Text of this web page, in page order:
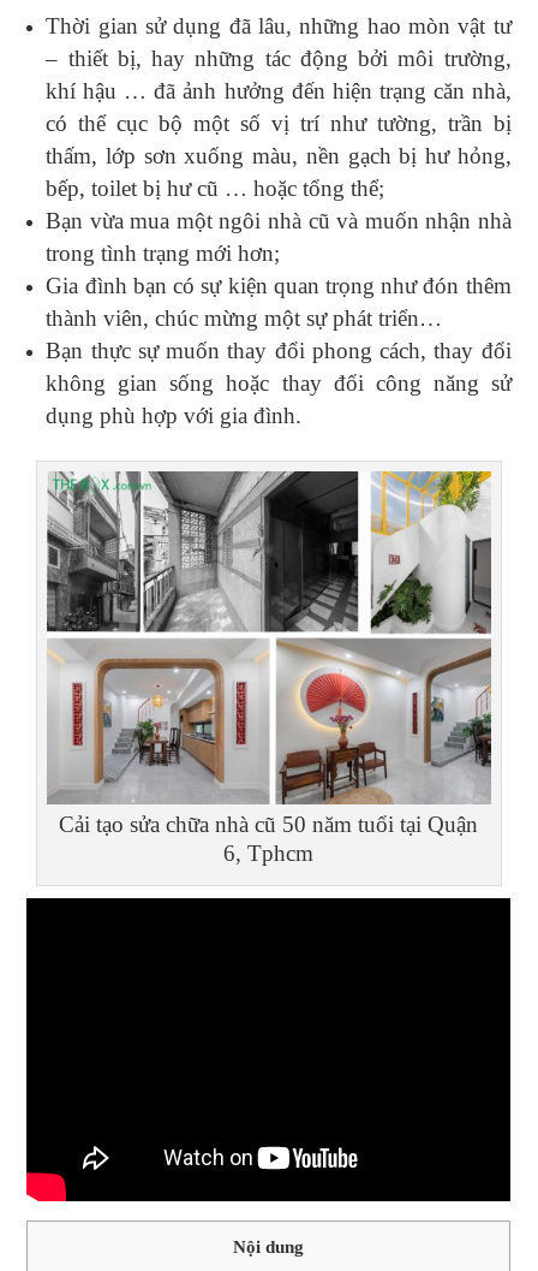
Thời gian sử dụng đã lâu, những hao mòn vật tư
– thiết bị, hay những tác động bởi môi trường,
khí hậu … đã ảnh hưởng đến hiện trạng căn nhà,
có thể cục bộ một số vị trí như tường, trần bị
thấm, lớp sơn xuống màu, nền gạch bị hư hỏng,
bếp, toilet bị hư cũ … hoặc tổng thể;
Bạn vừa mua một ngôi nhà cũ và muốn nhận nhà
trong tình trạng mới hơn;
Gia đình bạn có sự kiện quan trọng như đón thêm
thành viên, chúc mừng một sự phát triển…
Bạn thực sự muốn thay đổi phong cách, thay đổi
không gian sống hoặc thay đổi công năng sử
dụng phù hợp với gia đình.
Cải tạo sửa chữa nhà cũ 50 năm tuổi tại Quận
6, Tphcm
Nội dung